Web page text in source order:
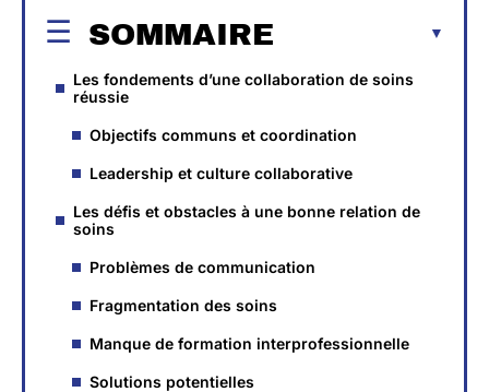
SOMMAIRE
Les fondements d’une collaboration de soins
réussie
Objectifs communs et coordination
Leadership et culture collaborative
Les défis et obstacles à une bonne relation de
soins
Problèmes de communication
Fragmentation des soins
Manque de formation interprofessionnelle
Solutions potentielles